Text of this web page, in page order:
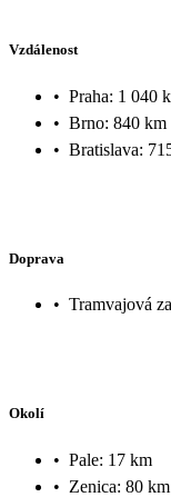
Vzdálenost
• Praha: 1 040
• Brno: 840 km
• Bratislava:
Doprava
• Tramvajová
Okolí
• Pale: 17 km
• Zenica: 80 km